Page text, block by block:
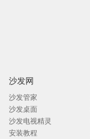
沙发网
沙发管家
沙发桌面
沙发电视精灵
安装教程